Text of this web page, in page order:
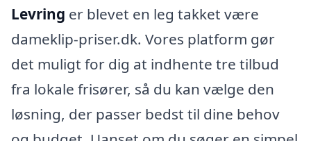
Levring er blevet en leg takket være
dameklip-priser.dk. Vores platform gør
det muligt for dig at indhente tre tilbud
fra lokale frisører, så du kan vælge den
løsning, der passer bedst til dine behov